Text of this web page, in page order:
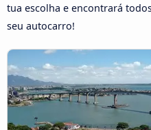
tua escolha e encontrará
seu autocarro!